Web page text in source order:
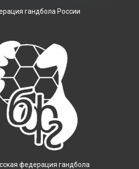
гандбола России
федерация гандбола